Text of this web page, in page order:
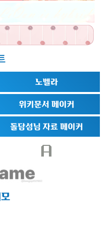
노벨라
위키문서 메이커
돌담섬님 자료 메이커